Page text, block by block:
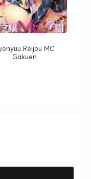
Reijou MC
Gakuen